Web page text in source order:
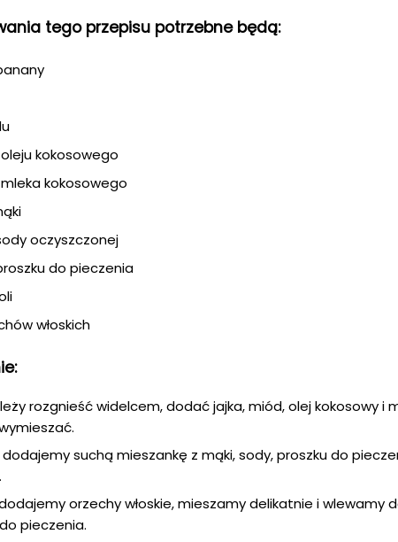
tego przepisu potrzebne będą:
oleju kokosowego
mleka kokosowego
oczyszczonej
do pieczenia
włoskich
rozgnieść widelcem, dodać jajka, miód, olej kokosowy i
suchą mieszankę z mąki, sody, proszku do
orzechy włoskie, mieszamy delikatnie i wlewamy
pieczenia.